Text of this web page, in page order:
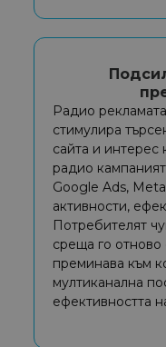
Радио
стимулира
сайта и интерес
радио
Google Ads,
активности,
Потребителят
среща го
преминава към
мултиканална
ефективността